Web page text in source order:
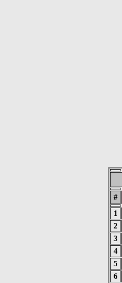
#
1
2
3
4
5
6